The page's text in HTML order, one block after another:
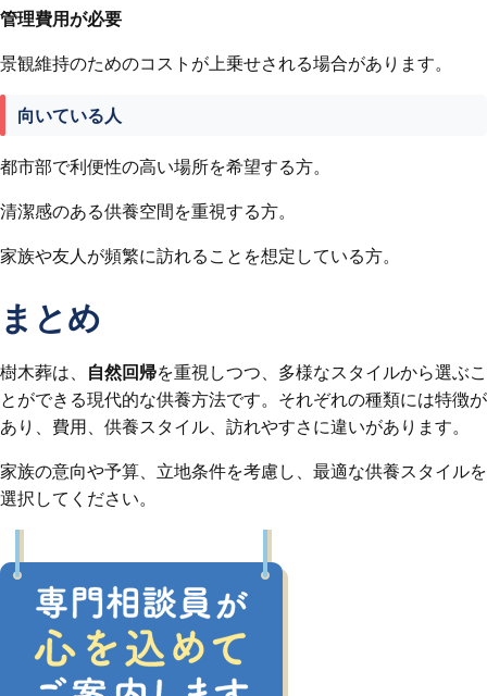
管理費用が必要
景観維持のためのコストが上乗せされる場合があります。
向いている人
都市部で利便性の高い場所を希望する方。
清潔感のある供養空間を重視する方。
家族や友人が頻繁に訪れることを想定している方。
まとめ
樹木葬は、 自然回帰を重視しつつ、多様なスタイルから選ぶこ
とができる現代的な供養方法です。それぞれの種類には特徴が
あり、費用、供養スタイル、訪れやすさに違いがあります。
家族の意向や予算、立地条件を考慮し、最適な供養スタイルを
選択してください。